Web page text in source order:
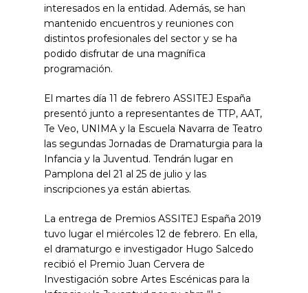
interesados en la entidad. Además, se han
mantenido encuentros y reuniones con
distintos profesionales del sector y se ha
podido disfrutar de una magnífica
programación.
El martes día 11 de febrero ASSITEJ España
presentó junto a representantes de TTP, AAT,
Te Veo, UNIMA y la Escuela Navarra de Teatro
las segundas Jornadas de Dramaturgia para la
Infancia y la Juventud. Tendrán lugar en
Pamplona del 21 al 25 de julio y las
inscripciones ya están abiertas.
La entrega de Premios ASSITEJ España 2019
tuvo lugar el miércoles 12 de febrero. En ella,
el dramaturgo e investigador Hugo Salcedo
recibió el Premio Juan Cervera de
Investigación sobre Artes Escénicas para la